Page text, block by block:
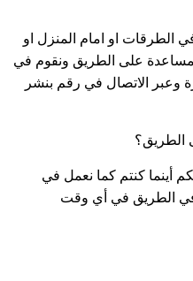
الطرقات او امام المنزل او
على الطريق ونقوم في
وعبر الاتصال في رقم بنشر
الطريق؟
أينما كنتم كما نعمل في
في الطريق في أي وقت